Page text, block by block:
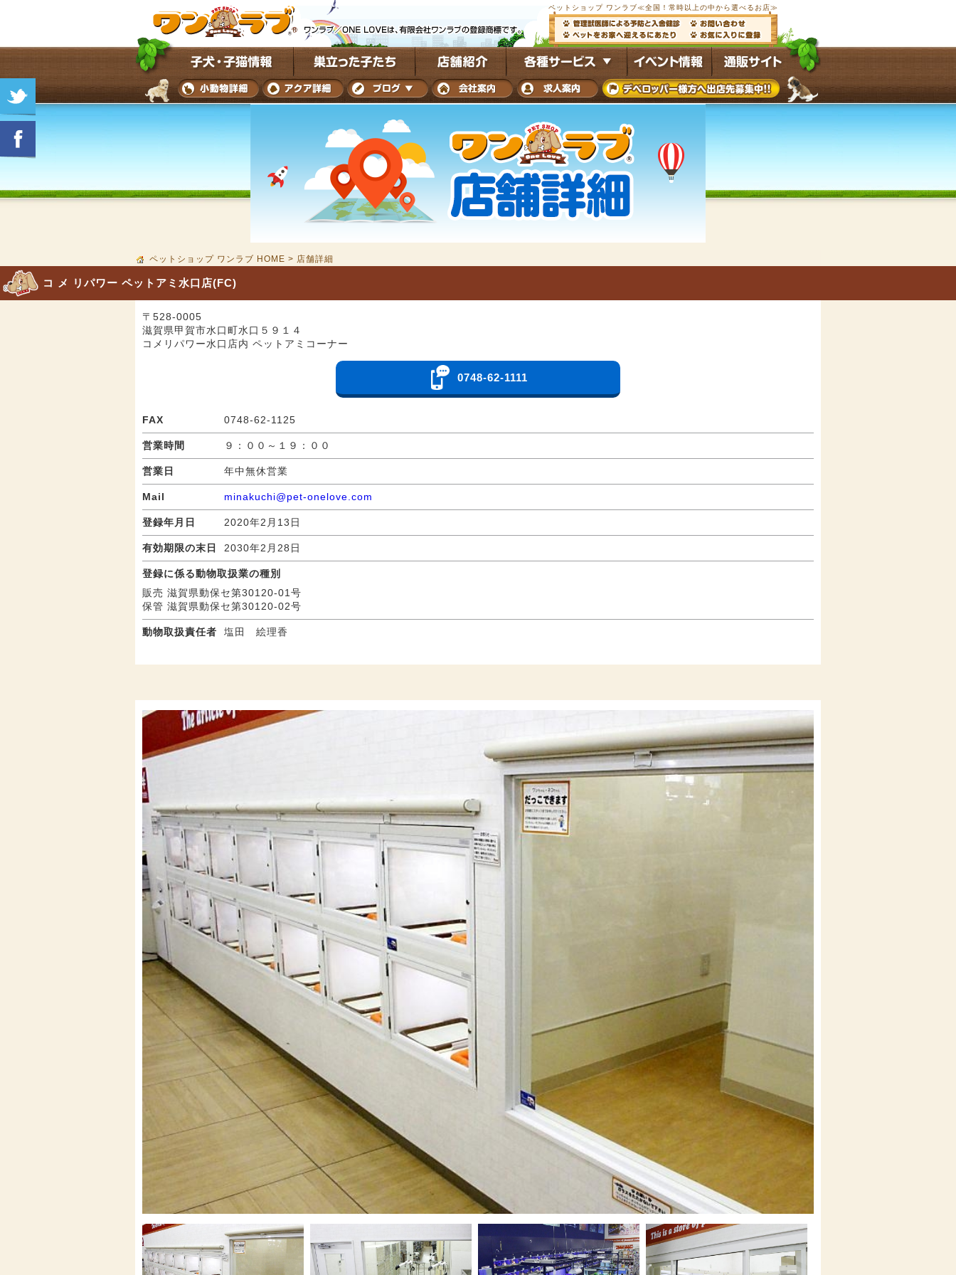
ペットショップ ワンラブ≪全国！常時以上の中から選べるお店≫
ペットショップ ワンラブ HOME > 店舗詳細
コ メ リパワー ペットアミ水口店(FC)
〒528-0005
滋賀県甲賀市水口町水口５９１４
コメリパワー水口店内 ペットアミコーナー
0748-62-1111
FAX 0748-62-1125
営業時間 ９：００～１９：００
営業日 年中無休営業
Mail minakuchi@pet-onelove.com
登録年月日 2020年2月13日
有効期限の末日 2030年2月28日
登録に係る動物取扱業の種別
販売 滋賀県動保セ第30120-01号
保管 滋賀県動保セ第30120-02号
動物取扱責任者 塩田 絵理香